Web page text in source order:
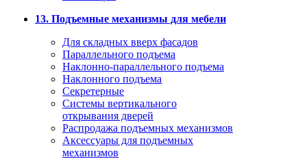
13. Подъемные механизмы для мебели
Для складных вверх фасадов
Параллельного подъема
Наклонно-параллельного подъема
Наклонного подъема
Секретерные
Системы вертикального
открывания дверей
Распродажа подъемных механизмов
Аксессуары для подъемных
механизмов